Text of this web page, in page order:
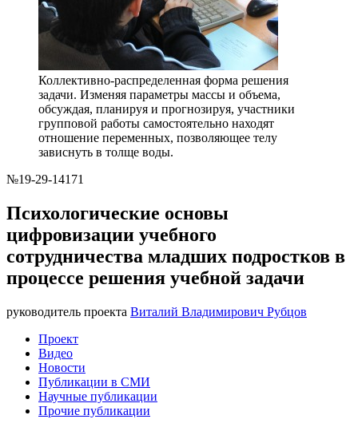
Коллективно-распределенная форма решения
задачи. Изменяя параметры массы и объема,
обсуждая, планируя и прогнозируя, участники
групповой работы самостоятельно находят
отношение переменных, позволяющее телу
зависнуть в толще воды.
№19-29-14171
Психологические основы
цифровизации учебного
сотрудничества младших подростков в
процессе решения учебной задачи
руководитель проекта Виталий Владимирович Рубцов
Проект
Видео
Новости
Публикации в СМИ
Научные публикации
Прочие публикации